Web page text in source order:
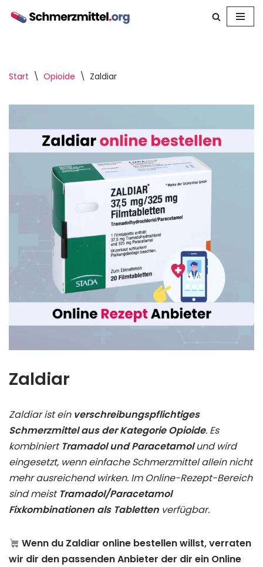
Start \ Opioide \ Zaldiar
Zaldiar
Zaldiar ist ein verschreibungspflichtiges
Schmerzmittel aus der Kategorie Opioide. Es
kombiniert Tramadol und Paracetamolund wird
eingesetzt, wenn einfache Schmerzmittel allein nicht
mehr ausreichend wirken. Im Online-Rezept-Bereich
sind meist Tramadol/Paracetamol
Fixkombinationen als Tabletten verfügbar.
Wenn du Zaldiar online bestellen willst, verraten
wir dir den passenden Anbieter der dir ein Online